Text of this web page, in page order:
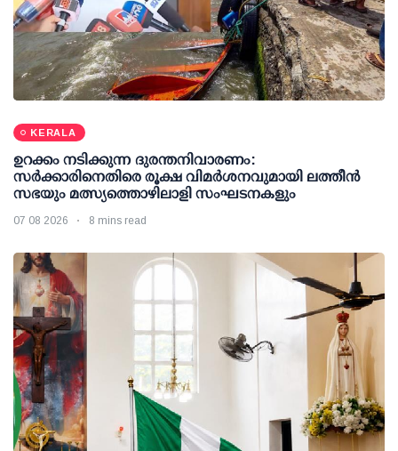
KERALA
ഉറക്കം നടിക്കുന്ന ദുരന്തനിവാരണം:
സര്‍ക്കാരിനെതിരെ രൂക്ഷ വിമര്‍ശനവുമായി ലത്തീന്‍
സഭയും മത്സ്യത്തൊഴിലാളി സംഘടനകളും
07 08 2026 8 mins read